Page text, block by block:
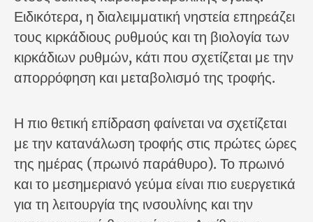
Ειδικότερα, η διαλειμματική νηστεία επηρεάζει
τους κιρκάδιους ρυθμούς και τη βιολογία των
κιρκάδιων ρυθμών, κάτι που σχετίζεται με την
απορρόφηση και μεταβολισμό της τροφής.
Η πιο θετική επίδραση φαίνεται να σχετίζεται
με την κατανάλωση τροφής στις πρώτες ώρες
της ημέρας (πρωινό παράθυρο). Το πρωινό
και το μεσημεριανό γεύμα είναι πιο ευεργετικά
για τη λειτουργία της ινσουλίνης και την